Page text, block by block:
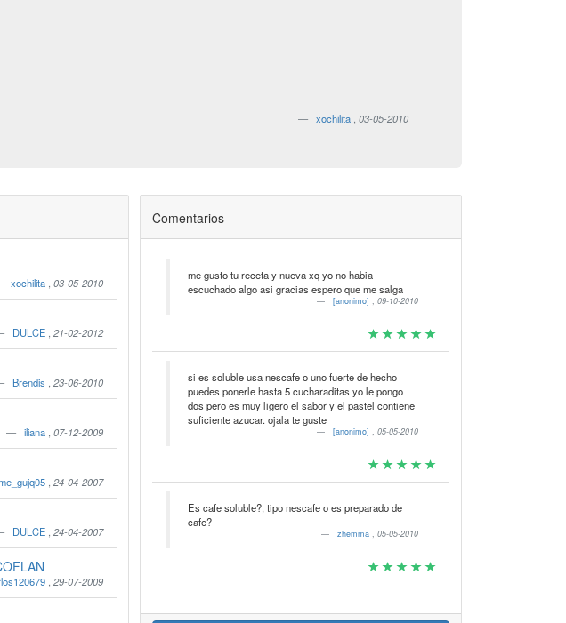
xochilita 03-05-2010
xochilita ,03-05-2010
DULCE ,21-02-2012
Brendis ,23-06-2010
iliana ,07-12-2009
,24-04-2007
DULCE ,24-04-2007
,29-07-2009
Comentarios
me gusto tu receta y nueva xq yo no habia
escuchado algo asi gracias espero que me salga
[anonimo],09-10-2010
si es soluble usa nescafe o uno fuerte de hecho
puedes ponerle hasta 5 cucharaditas yo le pongo
dos pero es muy ligero el sabor y el pastel contiene
suficiente azucar. ojala te guste
[anonimo],05-05-2010
Es cafe soluble?, tipo nescafe o es preparado de
cafe?
zhemma,05-05-2010